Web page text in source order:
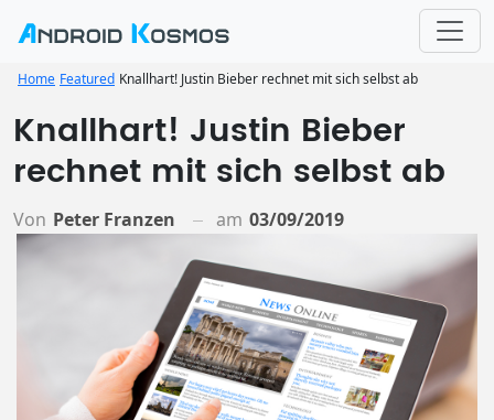
Home Featured Knallhart! Justin Bieber rechnet mit sich selbst ab
Knallhart! Justin Bieber
rechnet mit sich selbst ab
Von Peter Franzen am 03/09/2019